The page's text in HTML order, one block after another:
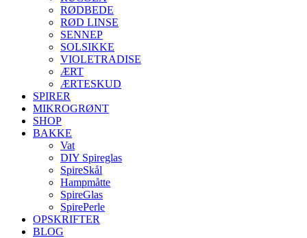
RØDBEDE
RØD LINSE
SENNEP
SOLSIKKE
VIOLETRADISE
ÆRT
ÆRTESKUD
SPIRER
MIKROGRØNT
SHOP
BAKKE
Vat
DIY Spireglas
SpireSkål
Hampmåtte
SpireGlas
SpirePerle
OPSKRIFTER
BLOG